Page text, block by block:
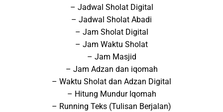
– Jadwal Sholat Digital
– Jadwal Sholat Abadi
– Jam Sholat Digital
– Jam Waktu Sholat
– Jam Masjid
– Jam Adzan dan iqomah
– Waktu Sholat dan Adzan Digital
– Hitung Mundur Iqomah
– Running Teks (Tulisan Berjalan)